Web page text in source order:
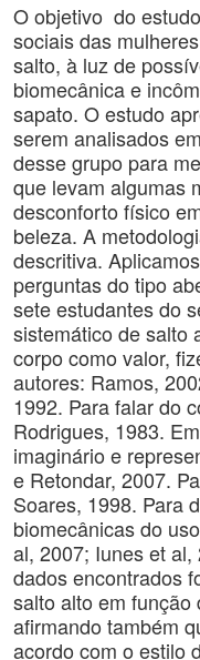
O objetivo do
sociais das
salto, à luz de
biomecânica e
sapato. O estudo
serem analisados
desse grupo para
que levam algumas
desconforto físico
beleza. A
descritiva.
perguntas do tipo
sete estudantes do
sistemático de salto
corpo como valor,
autores: Ramos,
1992. Para falar do
Rodrigues, 1983.
imaginário e
e Retondar, 2007.
Soares, 1998. Para
biomecânicas do
al, 2007; Iunes et
dados encontrados
salto alto em função
afirmando também
acordo com o estilo